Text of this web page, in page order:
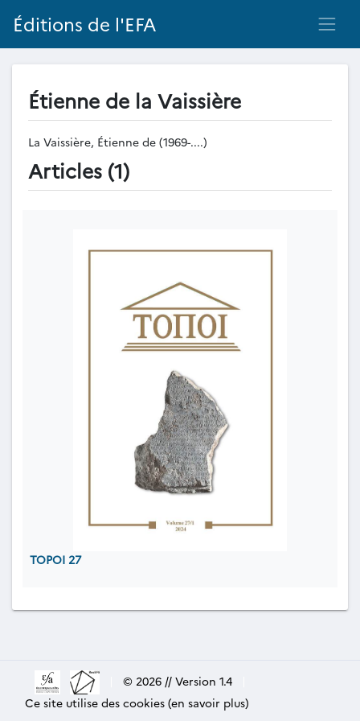
Éditions de l'EFA
Étienne de la Vaissière
La Vaissière, Étienne de (1969-....)
Articles (1)
TOPOI 27
© 2026 // Version 1.4
Ce site utilise des cookies (en savoir plus)